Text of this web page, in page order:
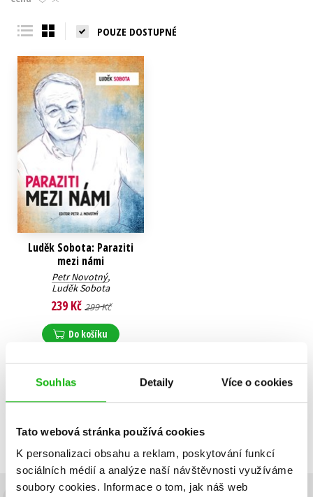
Souhlas Detaily Více o cookies
Tato webová stránka používá cookies
K personalizaci obsahu a reklam, poskytování funkcí
sociálních médií a analýze naší návštěvnosti využíváme
soubory cookies. Informace o tom, jak náš web
Young adult (SK)
POUZE DOSTUPNÉ
Luděk Sobota: Paraziti
mezi námi
Petr Novotný,
Luděk Sobota
239 Kč 299 Kč
Do košíku
Předchozí 1 Další